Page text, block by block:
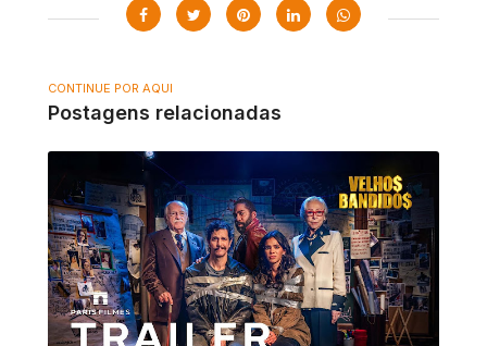
CONTINUE POR AQUI
Postagens relacionadas